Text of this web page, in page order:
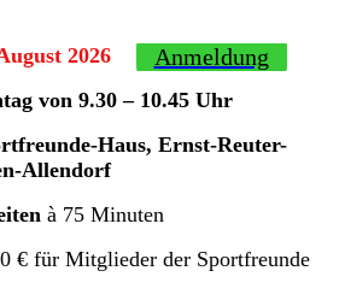
Anmeldung
2026
von 9.30 – 10.45 Uhr
Haus, Ernst-Reuter-
Allendorf
à 75 Minuten
€ für Mitglieder der Sportfreunde